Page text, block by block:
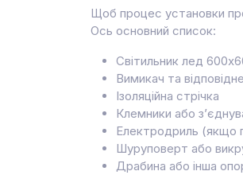
Щоб процес установки
Ось основний список:
Світильник лед
Вимикач та
Ізоляційна стрічка
Клемники або
Електродриль (якщо
Шуруповерт або
Драбина або інша